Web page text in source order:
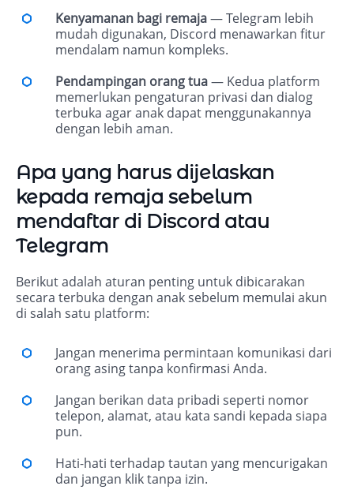
Kenyamanan bagi remaja— Telegram lebih
mudah digunakan, Discord menawarkan fitur
mendalam namun kompleks.
Pendampingan orang tua— Kedua platform
memerlukan pengaturan privasi dan dialog
terbuka agar anak dapat menggunakannya
dengan lebih aman.
Apa yang harus dijelaskan
kepada remaja sebelum
mendaftar di Discord atau
Telegram
Berikut adalah aturan penting untuk dibicarakan
secara terbuka dengan anak sebelum memulai akun
di salah satu platform:
Jangan menerima permintaan komunikasi dari
orang asing tanpa konfirmasi Anda.
Jangan berikan data pribadi seperti nomor
telepon, alamat, atau kata sandi kepada siapa
pun.
Hati-hati terhadap tautan yang mencurigakan
dan jangan klik tanpa izin.